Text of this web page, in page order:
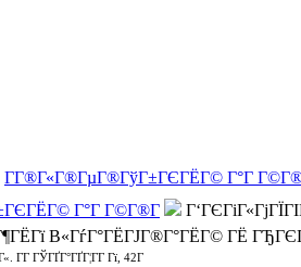
ГГ®Г«Г®ГµГ®ГўГ±ГЄГЁГ© Г°Г
Г°Г Г©Г®Г­
В«ГѓГ°ГЁГЈГ®Г°ГЁГ© ГЁ
Г­Г ГЎГҐГ°ГҐГ¦Г­Г Гї, 42Г